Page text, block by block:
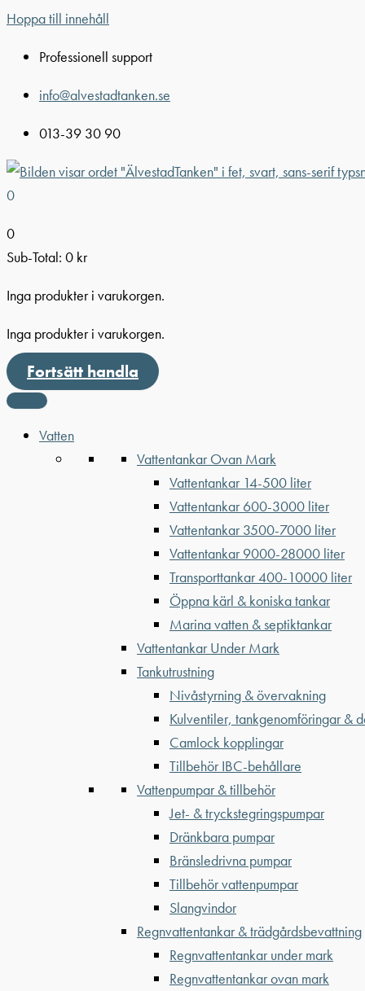
Hoppa till innehåll
Professionell support
info@alvestadtanken.se
013-39 30 90
0
0
Sub-Total: 0 kr
Inga produkter i varukorgen.
Inga produkter i varukorgen.
Fortsätt handla
Vatten
Vattentankar Ovan Mark
Vattentankar 14-500 liter
Vattentankar 600-3000 liter
Vattentankar 3500-7000 liter
Vattentankar 9000-28000 liter
Transporttankar 400-10000 liter
Öppna kärl & koniska tankar
Marina vatten & septiktankar
Vattentankar Under Mark
Tankutrustning
Nivåstyrning & övervakning
Kulventiler, tankgenomföringar &
Camlock kopplingar
Tillbehör IBC-behållare
Vattenpumpar & tillbehör
Jet- & tryckstegringspumpar
Dränkbara pumpar
Bränsledrivna pumpar
Tillbehör vattenpumpar
Slangvindor
Regnvattentankar & trädgårdsbevattning
Regnvattentankar under mark
Regnvattentankar ovan mark